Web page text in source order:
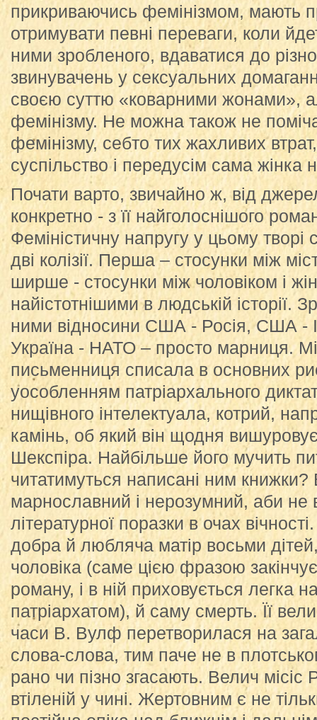
прикриваючись фемінізмом, мають
отримувати певні переваги, коли
ними зробленого, вдаватися до
звинувачень у сексуальних
своєю суттю «коварними жонами»,
фемінізму. Не можна також не
фемінізму, себто тих жахливих
суспільство і передусім сама
Почати варто, звичайно ж, від
конкретно - з її найголоснішого
Феміністичну напругу у цьому творі
дві колізії. Перша – стосунки між
ширше - стосунки між чоловіком і
найістотнішими в людській історії.
ними відносини США - Росія, США -
Україна - НАТО – просто марниця.
письменниця списала в основних
уособленням патріархального
нищівного інтелектуала, котрий,
камінь, об який він щодня
Шекспіра. Найбільше його мучить
читатимуться написані ним книжки?
марнославний і нерозумний, аби не
літературної поразки в очах
добра й любляча матір восьми
чоловіка (саме цією фразою
роману, і в ній приховується легка
патріархатом), й саму смерть. Її
часи В. Вулф перетворилася на
слова-слова, тим паче не в
рано чи пізно згасають. Велич місіс
втіленій у чині. Жертовним є не